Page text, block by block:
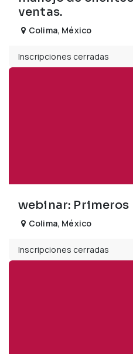
ventas.
Colima, México
Inscripciones cerradas
webinar: Primeros
Colima, México
Inscripciones cerradas